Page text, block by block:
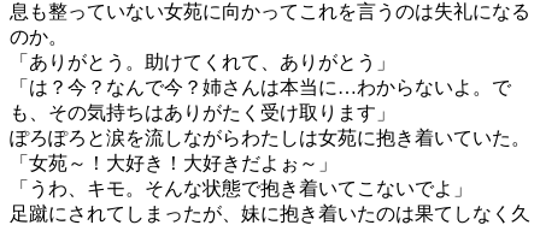
息も整っていない女苑に向かってこれを言うのは失礼になる
のか。
「ありがとう。助けてくれて、ありがとう」
「は？今？なんで今？姉さんは本当に…わからないよ。で
も、その気持ちはありがたく受け取ります」
ぽろぽろと涙を流しながらわたしは女苑に抱き着いていた。
「女苑～！大好き！大好きだよぉ～」
「うわ、キモ。そんな状態で抱き着いてこないでよ」
足蹴にされてしまったが、妹に抱き着いたのは果てしなく久